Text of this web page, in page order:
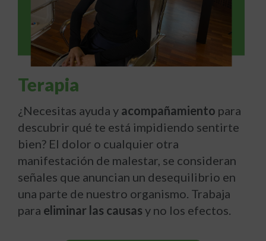
Terapia
¿Necesitas ayuda y acompañamiento para
descubrir qué te está impidiendo sentirte
bien? El dolor o cualquier otra
manifestación de malestar, se consideran
señales que anuncian un desequilibrio en
una parte de nuestro organismo. Trabaja
para eliminar las causasy no los efectos.